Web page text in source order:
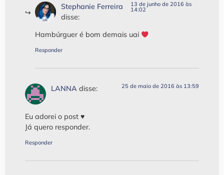
Stephanie Ferreira
disse:
13 de junho de 2016 às
14:02
Hambúrguer é bom demais uai
Responder
LANNA disse: 25 de maio de 2016 às 13:59
Eu adorei o post ♥
Já quero responder.
Responder